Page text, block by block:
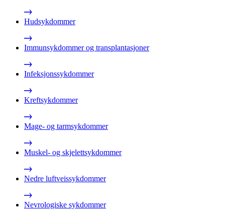
Hudsykdommer
Immunsykdommer og transplantasjoner
Infeksjonssykdommer
Kreftsykdommer
Mage- og tarmsykdommer
Muskel- og skjelettsykdommer
Nedre luftveissykdommer
Nevrologiske sykdommer